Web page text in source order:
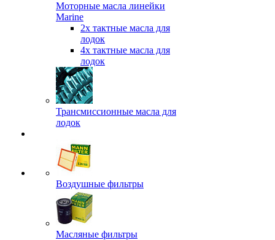
Моторные масла линейки
Marine
2х тактные масла для
лодок
4х тактные масла для
лодок
Трансмиссионные масла для
лодок
Воздушные фильтры
Масляные фильтры